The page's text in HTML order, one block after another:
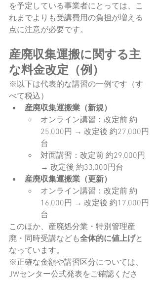
を予定している事業者にとっては、こ
れまでよりも受講費用の負担が増える
点に注意が必要です。
産廃収集運搬に関する主
な料金改定（例）
※以下は代表的な講習の一例です（す
べて税込）
産廃収集運搬業（新規）
オンライン講習：改定前 約
25,000円 → 改定後 約27,000円
台
対面講習：改定前 約29,000円
→ 改定後 約33,000円台
産廃収集運搬業（更新）
オンライン講習：改定前 約
16,000円 → 改定後 約17,000円
台
このほか、産廃処分業・特別管理産
廃・同時受講なども全体的に値上げと
なっています。
※正確な金額や講習区分については、
JWセンター公式発表をご確認くださ